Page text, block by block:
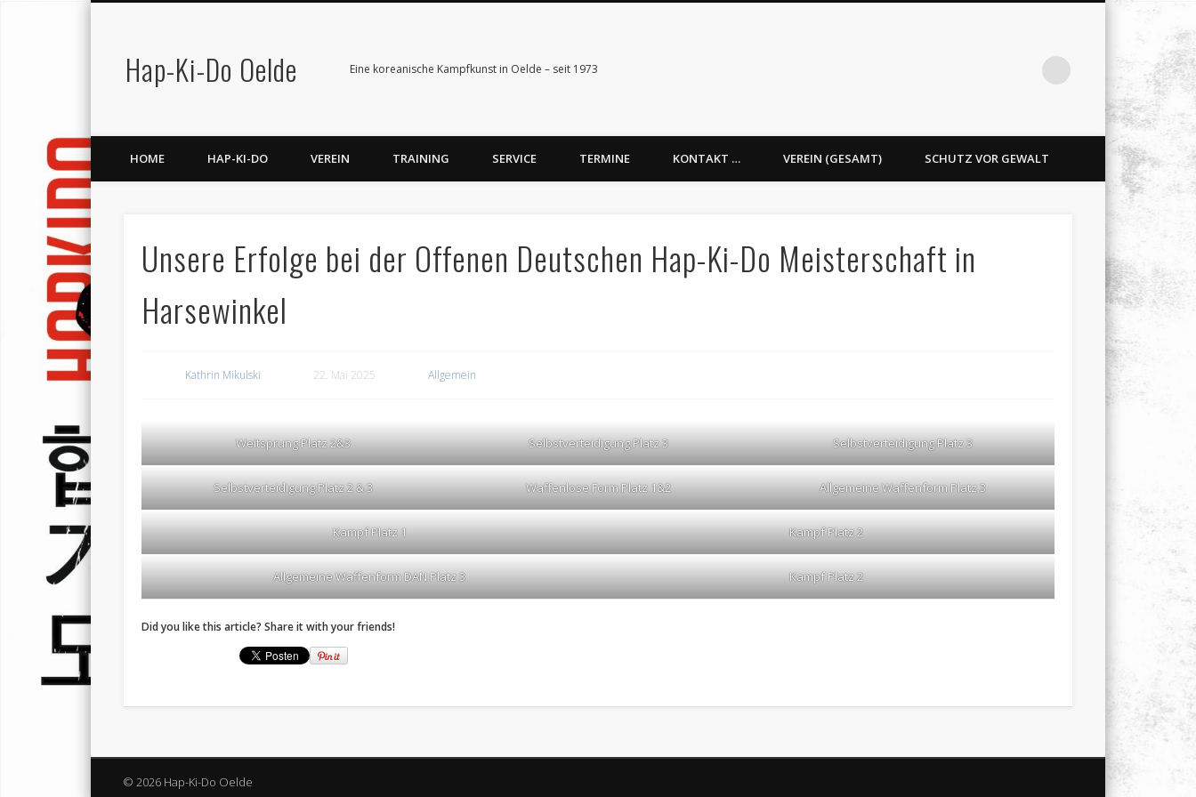
Hap-Ki-Do Oelde Eine koreanische Kampfkunst in Oelde – seit 1973
LinkedIn
HOME HAP-KI-DO VEREIN TRAINING SERVICE TERMINE KONTAKT … VEREIN (GESAMT) SCHUTZ VOR GEWALT
Unsere Erfolge bei der Offenen Deutschen Hap-Ki-Do Meisterschaft in
Harsewinkel
Kathrin Mikulski 22. Mai 2025 Allgemein
Weitsprung Platz 2&3 Selbstverteidigung Platz 3 Selbstverteidigung Platz 3
Selbstverteidigung Platz 2 & 3 Waffenlose Form Platz 1&2 Allgemeine Waffenform Platz 3
Kampf Platz 1 Kampf Platz 2
Allgemeine Waffenform DAN Platz 3 Kampf Platz 2
Did you like this article? Share it with your friends!
© 2026 Hap-Ki-Do Oelde